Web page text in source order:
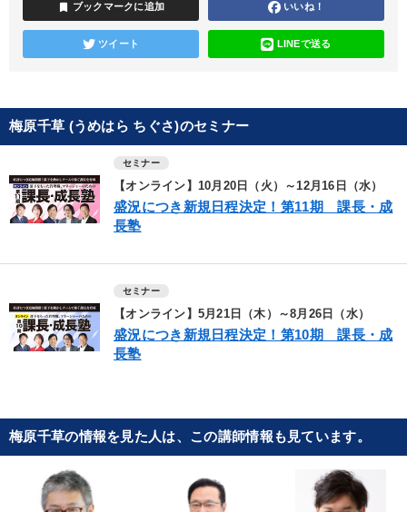
bookmark ブックマークに追加 いいね！
ツイート LINEで送る
梅原千草 (うめはら ちぐさ)のセミナー
セミナー
【オンライン】10月20日（火）～12月16日（水）
盛況につき新規日程決定！第11期 課長・成
長塾
セミナー
【オンライン】5月21日（木）～8月26日（水）
盛況につき新規日程決定！第10期 課長・成
長塾
梅原千草の情報を見た人は、この講師情報も見ています。